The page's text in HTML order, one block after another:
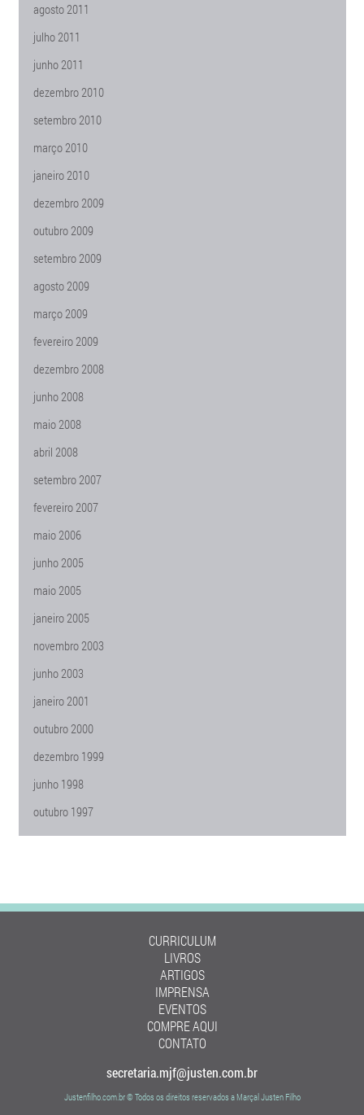
agosto 2011
julho 2011
junho 2011
dezembro 2010
setembro 2010
março 2010
janeiro 2010
dezembro 2009
outubro 2009
setembro 2009
agosto 2009
março 2009
fevereiro 2009
dezembro 2008
junho 2008
maio 2008
abril 2008
setembro 2007
fevereiro 2007
maio 2006
junho 2005
maio 2005
janeiro 2005
novembro 2003
junho 2003
janeiro 2001
outubro 2000
dezembro 1999
junho 1998
outubro 1997
CURRICULUM
LIVROS
ARTIGOS
IMPRENSA
EVENTOS
COMPRE AQUI
CONTATO
secretaria.mjf@justen.com.br
Justenfilho.com.br © Todos os direitos reservados a Marçal Justen Filho